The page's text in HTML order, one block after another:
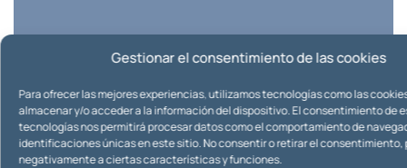
Gestionar el consentimiento de las cookies
Para ofrecer las mejores experiencias, utilizamos tecnologías como las
almacenar y/o acceder a la información del dispositivo. El consentimiento de
tecnologías nos permitirá procesar datos como el comportamiento de
identificaciones únicas en este sitio. No consentir o retirar el consentimiento,
negativamente a ciertas características y funciones.